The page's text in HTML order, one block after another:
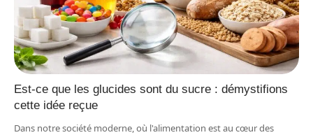
Est-ce que les glucides sont du sucre : démystifions
cette idée reçue
Dans notre société moderne, où l'alimentation est au cœur des